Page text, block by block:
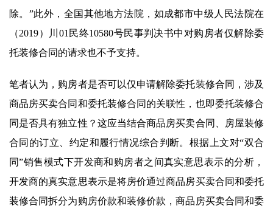
除。”此外，全国其他地方法院，如成都市中级人民法院在
（2019）川01民终10580号民事判决书中对购房者仅解除委
托装修合同的请求也不予支持。
笔者认为，购房者是否可以仅申请解除委托装修合同，涉及
商品房买卖合同和委托装修合同的关联性，也即委托装修合
同是否具有独立性？这应当结合商品房买卖合同、房屋装修
合同的订立、约定和履行情况综合判断。根据上文对“双合
同”销售模式下开发商和购房者之间真实意思表示的分析，
开发商的真实意思表示是将房价通过商品房买卖合同和委托
装修合同拆分为购房价款和装修价款，商品房买卖合同和委